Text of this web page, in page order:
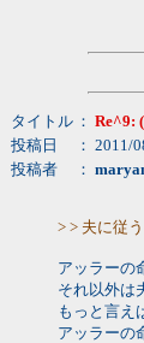
タイトル ： Re^9:
投稿日
： 2011/
投稿者
：
> > 夫に従
アッラーの
それ以外は
もっと言え
アッラーの